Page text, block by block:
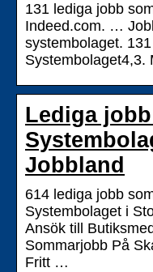
131 lediga jobb
Indeed.com. …
systembolaget.
Lediga
Jobbland
614 lediga jobb
Systembolaget i
Ansök till
Sommarjobb På
Fritt …